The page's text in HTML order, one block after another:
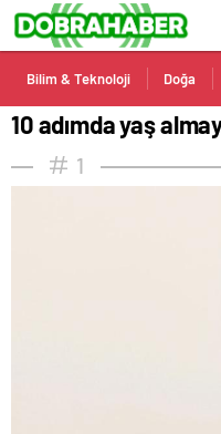
Bilim & Teknoloji Doğa
10 adımda yaş
1